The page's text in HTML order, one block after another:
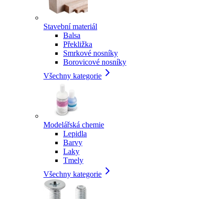
Stavební materiál
Balsa
Překližka
Smrkové nosníky
Borovicové nosníky
Všechny kategorie
Modelářská chemie
Lepidla
Barvy
Laky
Tmely
Všechny kategorie